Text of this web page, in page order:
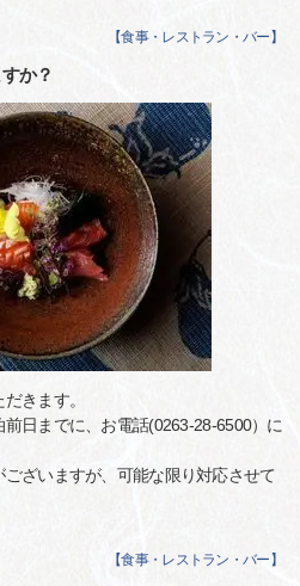
【食事・レストラン・バー 】
か？
きます。
日までに、お電話(0263-28-6500）に
ざいますが、可能な限り対応させて
【食事・レストラン・バー 】